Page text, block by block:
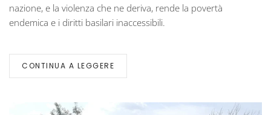
nazione, e la violenza che ne deriva, rende la povertà
endemica e i diritti basilari inaccessibili.
CONTINUA A LEGGERE